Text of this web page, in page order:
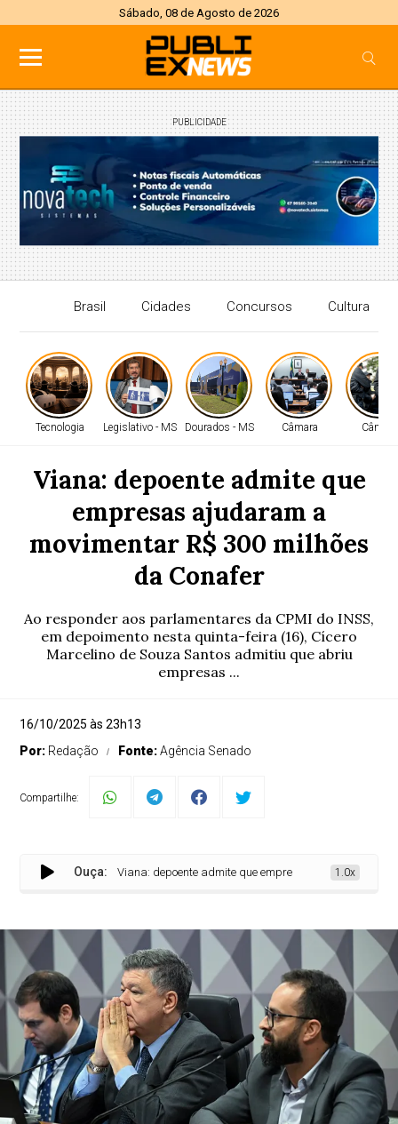
Sábado, 08 de Agosto de 2026
PUBLICIDADE
Brasil Cidades Concursos Cultura
Tecnologia Legislativo - MS Dourados - MS Câmara Câmara
Viana: depoente admite que
empresas ajudaram a
movimentar R$ 300 milhões
da Conafer
Ao responder aos parlamentares da CPMI do INSS,
em depoimento nesta quinta-feira (16), Cícero
Marcelino de Souza Santos admitiu que abriu
empresas ...
16/10/2025 às 23h13
Por: Redação Fonte:Agência Senado
Compartilhe:
Ouça:
Viana: depoente admite que empresas ajudaram a1.0x